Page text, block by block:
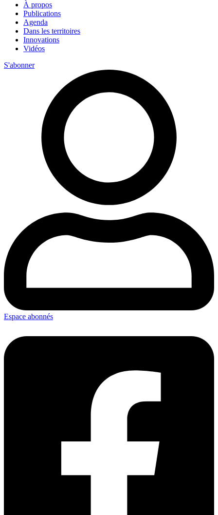
À propos
Publications
Agenda
Dans les territoires
Innovations
Vidéos
S'abonner
Espace abonnés